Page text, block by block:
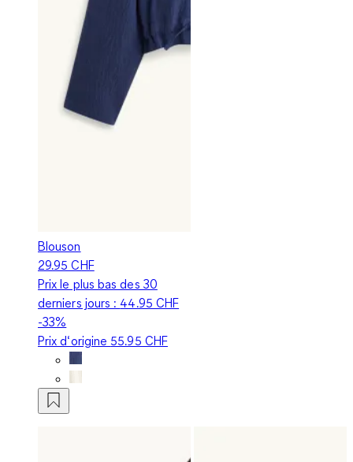
Blouson
29.95 CHF
Prix le plus bas des 30
derniers jours : 44.95 CHF
-33%
Prix d‘origine 55.95 CHF